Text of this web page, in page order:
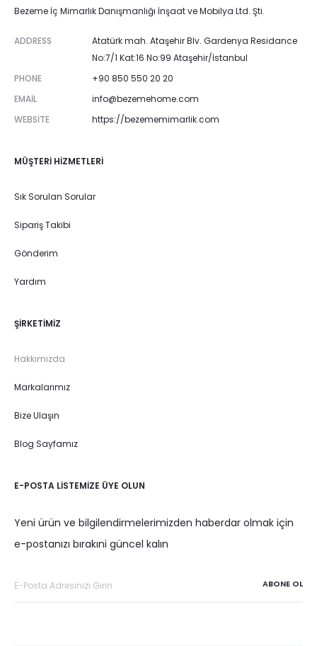
Bezeme İç Mimarlık Danışmanlığı İnşaat ve Mobilya Ltd. Şti.
ADDRESS
Atatürk mah. Ataşehir Blv. Gardenya Residance
No:7/1 Kat:16 No:99 Ataşehir/İstanbul
PHONE
+90 850 550 20 20
EMAIL
info@bezemehome.com
WEBSITE
https://bezememimarlik.com
MÜŞTERI HIZMETLERI
Sık Sorulan Sorular
Sipariş Takibi
Gönderim
Yardım
ŞIRKETIMIZ
Hakkımızda
Markalarımız
Bize Ulaşın
Blog Sayfamız
E-POSTA LISTEMIZE ÜYE OLUN
Yeni ürün ve bilgilendirmelerimizden haberdar olmak için
e-postanızı bırakıni güncel kalın